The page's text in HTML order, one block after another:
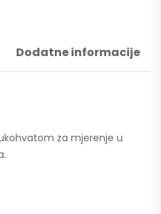
Dodatne informacije
za mjerenje u